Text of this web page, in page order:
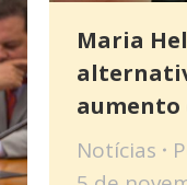
Maria
aumento
Notícias